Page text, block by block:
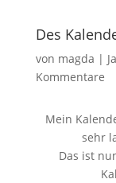
Des
von magda |
Kommentare
Mein
sehr
Das ist